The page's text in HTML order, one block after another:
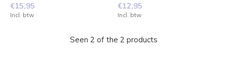
€15,95
Incl. btw
€12,95
Incl. btw
Seen 2 of the 2 products